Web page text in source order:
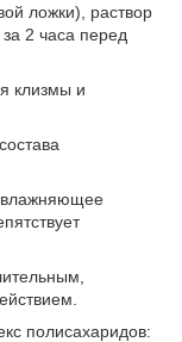
ложки), раствор
2 часа перед
клизмы и
полисахаридов: